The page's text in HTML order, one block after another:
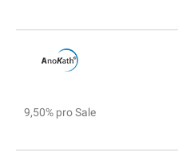
9,50% pro Sale